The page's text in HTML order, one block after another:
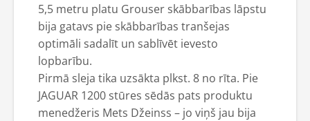
5,5 metru platu Grouser skābbarības lāpstu
bija gatavs pie skābbarības tranšejas
optimāli sadalīt un sablīvēt ievesto
lopbarību.
Pirmā sleja tika uzsākta plkst. 8 no rīta. Pie
JAGUAR 1200 stūres sēdās pats produktu
menedžeris Mets Džeinss – jo viņš jau bija